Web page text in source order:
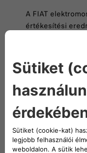
A FIAT
értékesítési
darabszámban
egyben a
villanyautója.
A tavalyi évben
részesedést ért
Európa
modelljének
kategóriájában.